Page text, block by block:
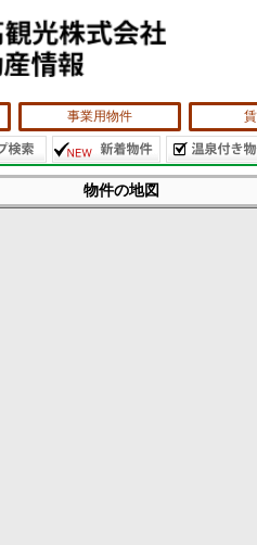
事業用物件
物件の地図